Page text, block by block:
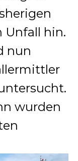
Unfall hin.
nun
wurden